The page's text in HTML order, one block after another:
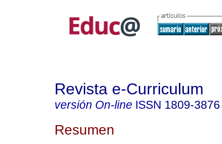
Revista e-Curriculum
versión On-line ISSN 1809-3876
Resumen